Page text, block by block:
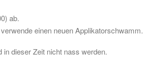
ab.
einen neuen Applikatorschwamm.
dieser Zeit nicht nass werden.